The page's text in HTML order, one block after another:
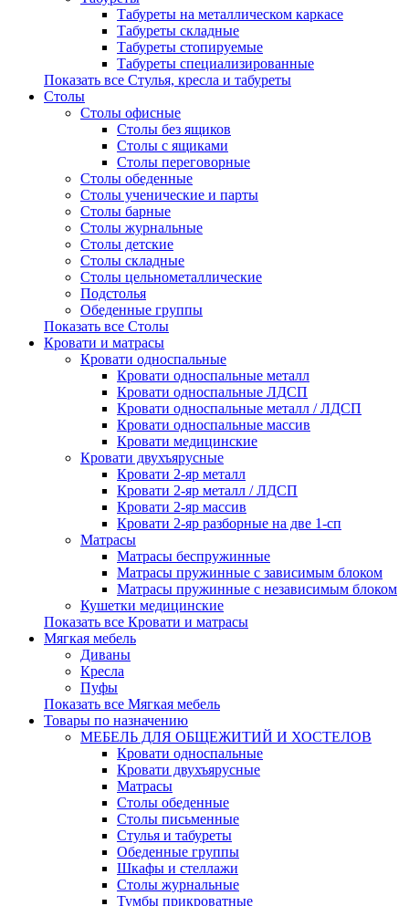
Табуреты на металлическом каркасе
Табуреты складные
Табуреты стопируемые
Табуреты специализированные
Показать все Стулья, кресла и табуреты
Столы
Столы офисные
Столы без ящиков
Столы с ящиками
Столы переговорные
Столы обеденные
Столы ученические и парты
Столы барные
Столы журнальные
Столы детские
Столы складные
Столы цельнометаллические
Подстолья
Обеденные группы
Показать все Столы
Кровати и матрасы
Кровати односпальные
Кровати односпальные металл
Кровати односпальные ЛДСП
Кровати односпальные металл / ЛДСП
Кровати односпальные массив
Кровати медицинские
Кровати двухъярусные
Кровати 2-яр металл
Кровати 2-яр металл / ЛДСП
Кровати 2-яр массив
Кровати 2-яр разборные на две 1-сп
Матрасы
Матрасы беспружинные
Матрасы пружинные с зависимым блоком
Матрасы пружинные с независимым блоком
Кушетки медицинские
Показать все Кровати и матрасы
Мягкая мебель
Диваны
Кресла
Пуфы
Показать все Мягкая мебель
Товары по назначению
МЕБЕЛЬ ДЛЯ ОБЩЕЖИТИЙ И ХОСТЕЛОВ
Кровати односпальные
Кровати двухъярусные
Матрасы
Столы обеденные
Столы письменные
Стулья и табуреты
Обеденные группы
Шкафы и стеллажи
Столы журнальные
Тумбы прикроватные